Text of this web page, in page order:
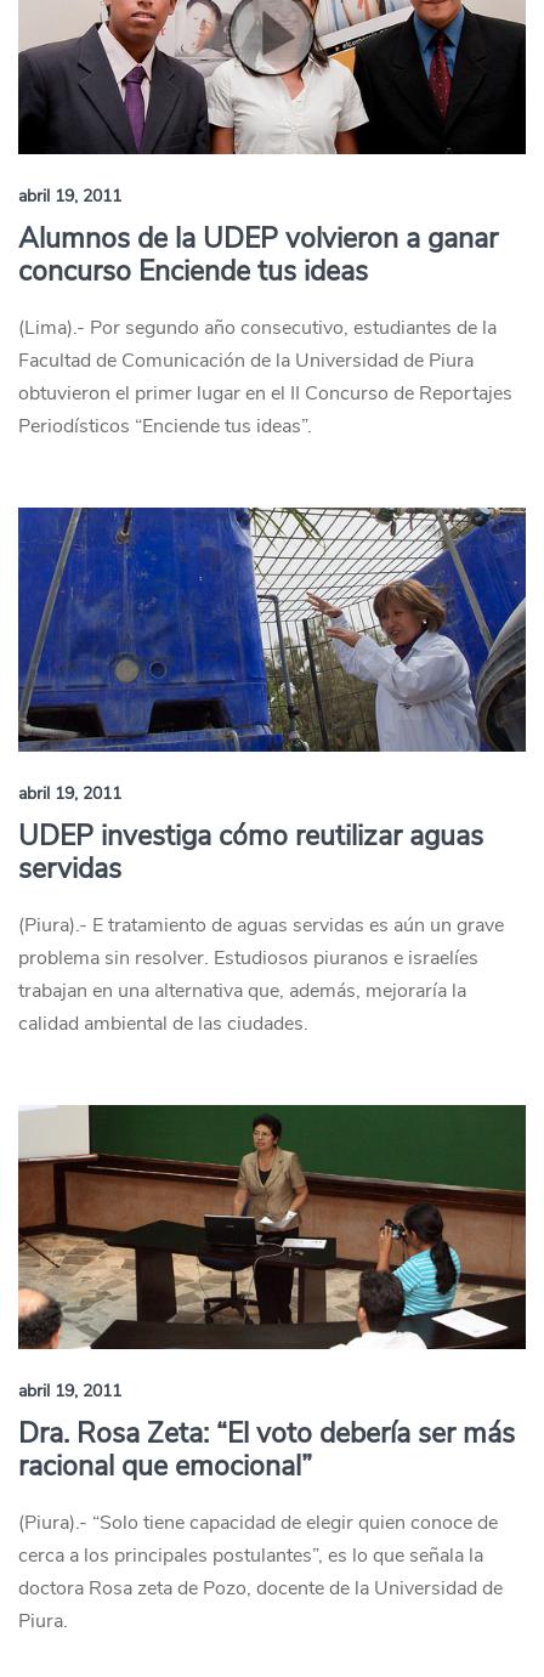
abril 19, 2011
Alumnos de la UDEP volvieron a ganar
concurso Enciende tus ideas
(Lima).- Por segundo año consecutivo, estudiantes de la
Facultad de Comunicación de la Universidad de Piura
obtuvieron el primer lugar en el II Concurso de Reportajes
Periodísticos “Enciende tus ideas”.
abril 19, 2011
UDEP investiga cómo reutilizar aguas
servidas
(Piura).- E tratamiento de aguas servidas es aún un grave
problema sin resolver. Estudiosos piuranos e israelíes
trabajan en una alternativa que, además, mejoraría la
calidad ambiental de las ciudades.
abril 19, 2011
Dra. Rosa Zeta: “El voto debería ser más
racional que emocional”
(Piura).- “Solo tiene capacidad de elegir quien conoce de
cerca a los principales postulantes”, es lo que señala la
doctora Rosa zeta de Pozo, docente de la Universidad de
Piura.